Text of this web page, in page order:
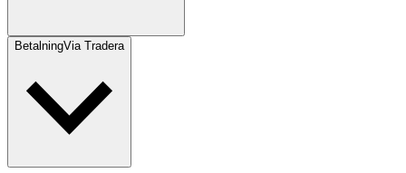
BetalningVia Tradera